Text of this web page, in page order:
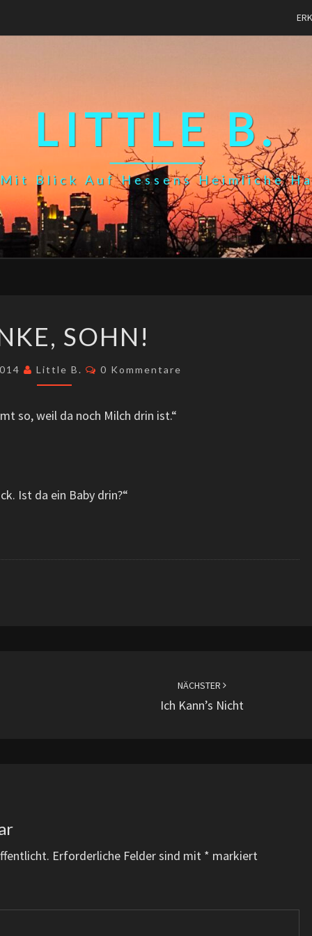
LITTLE B.
Blick Auf Hessens Heimliche
SOHN!
SOHN!
Little B. Kommentare
0 Kommentare
so, weil da noch Milch drin ist.“
Ist da ein Baby drin?“
NÄCHSTER
Ich Kann’s Nicht
Erforderliche Felder sind mit * markiert